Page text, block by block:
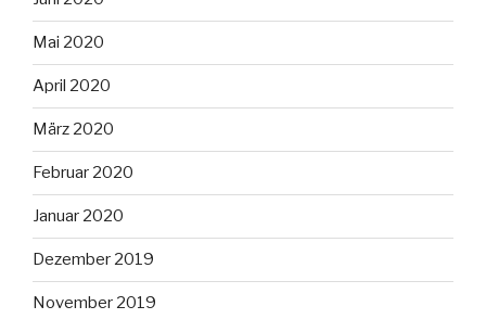
Mai 2020
April 2020
März 2020
Februar 2020
Januar 2020
Dezember 2019
November 2019